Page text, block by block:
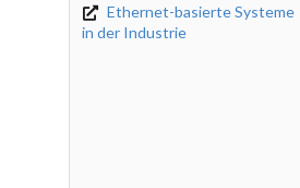
Ethernet-basierte Systeme
in der Industrie